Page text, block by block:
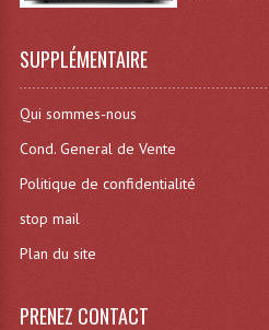
SUPPLÉMENTAIRE
Qui sommes-nous
Cond. General de Vente
Politique de confidentialité
stop mail
Plan du site
PRENEZ CONTACT